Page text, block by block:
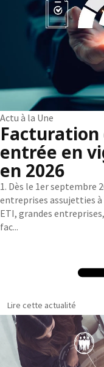
Actu à la Une
entrée en
en 2026
1. Dès le 1er septembre
entreprises assujetties à
ETI, grandes
fac...
Lire cette actualité